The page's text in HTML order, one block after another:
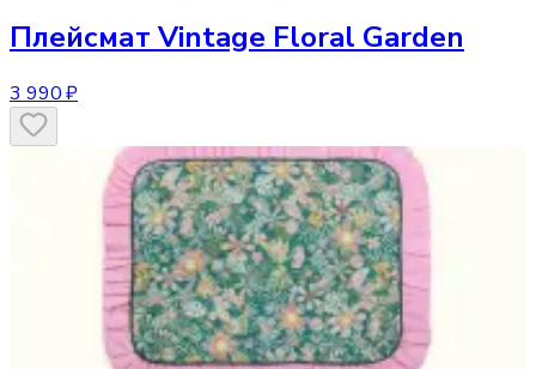
Плейсмат Vintage Floral Garden
3 990 ₽